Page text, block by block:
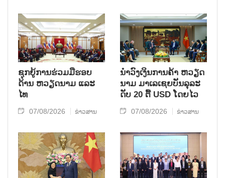
ຊຸກຍູ້ການຮ່ວມມືຮອບ
ດ້ານ ຫວຽດນາມ ແລະ
ໄທ
07/08/2026 ຂ່າວສານ
ນຳ​ວົງ​ເງິນ​ການ​ຄ້າ ຫວຽດ​
ນາມ ມາ​ເລ​ເຊຍ​ບັນ​ລຸ​ລະ​
ດັບ 20 ຕື້ USD ໂດຍ​ໄວ
07/08/2026 ຂ່າວສານ